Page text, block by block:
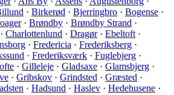
· Birkerød · Bjerringbro · Bogense ·
· Brøndby · Brøndby Strand ·
· Charlottenlund · Dragør· Ebeltoft ·
· Fredericia · Frederiksberg ·
· Frederiksværk · Fuglebjerg ·
· Gilleleje · Gladsaxe · Glamsbjerg ·
· Gribskov · Grindsted · Græsted ·
· Hadsund · Haslev · Hedehusene ·